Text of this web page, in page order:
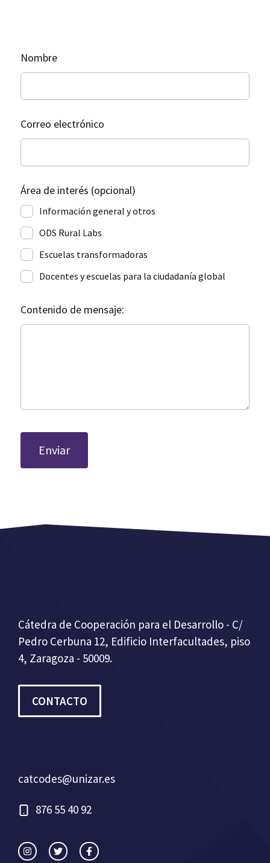
Leave
this
blank
Nombre
Correo electrónico
Área de interés (opcional)
Información general y otros
ODS Rural Labs
Escuelas transformadoras
Docentes y escuelas para la ciudadanía global
Contenido de mensaje:
Enviar
Cátedra de Cooperación para el Desarrollo - C/
Pedro Cerbuna 12, Edificio Interfacultades, piso
4, Zaragoza - 50009.
CONTACTO
catcodes@unizar.es
876 55 40 92